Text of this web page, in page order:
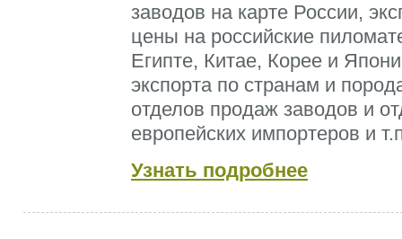
заводов на карте России,
цены на российские
Египте, Китае, Корее и
экспорта по странам и
отделов продаж заводов и
европейских импортеров и
Узнать подробнее